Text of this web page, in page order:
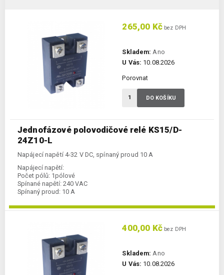
Jednofázové polovodičové relé KS15/D-
24Z10-L
Napájecí napětí 4-32 V DC, spínaný proud 10 A
Napájecí napětí:
Počet pólů: 1pólové
Spínané napětí: 240 VAC
Spínaný proud: 10 A
265,00 Kč bez DPH
Skladem: Ano
U Vás: 10.08.2026
Porovnat
DO KOŠÍKU
400,00 Kč bez DPH
Skladem: Ano
U Vás: 10.08.2026